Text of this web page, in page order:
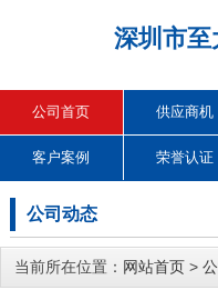
深圳市至
公司首页 供应商机
客户案例 荣誉认证
公司动态
当前所在位置： 网站首页 >